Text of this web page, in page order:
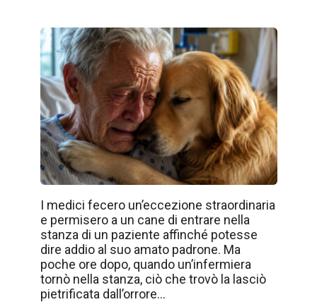
I medici fecero un’eccezione straordinaria
e permisero a un cane di entrare nella
stanza di un paziente affinché potesse
dire addio al suo amato padrone. Ma
poche ore dopo, quando un’infermiera
tornò nella stanza, ciò che trovò la lasciò
pietrificata dall’orrore…